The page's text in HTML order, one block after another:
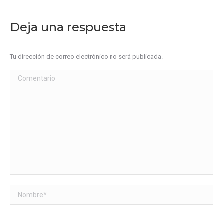
Deja una respuesta
Tu dirección de correo electrónico no será publicada.
Comentario
Nombre *